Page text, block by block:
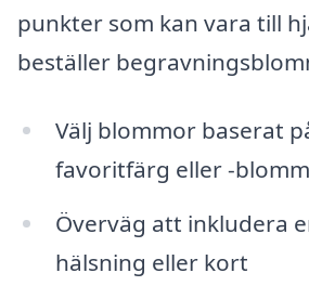
punkter som kan vara till
beställer
Välj blommor baserat
favoritfärg eller -
Överväg att inkludera
hälsning eller kort